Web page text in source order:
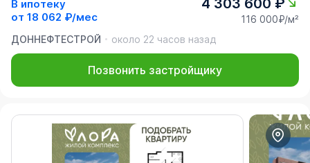
В ипотеку
от 18 062 ₽/мес
4 303 600 ₽
116 000₽/м²
ДОННЕФТЕСТРОЙ
около 22 часов назад
Позвонить застройщику